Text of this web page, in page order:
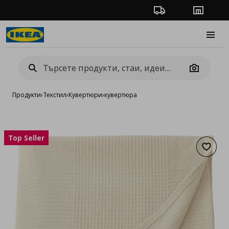
Проследяване на
Camera
Продукти›Текстил›Кувертюри›кувертюра
Top Seller